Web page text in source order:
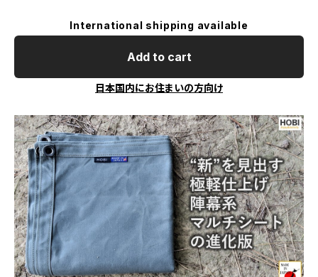
International shipping available
Add to cart
日本国内にお住まいの方向け